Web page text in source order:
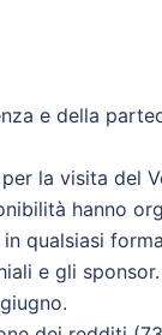
e della
la visita del
hanno
qualsiasi
e gli sponsor.